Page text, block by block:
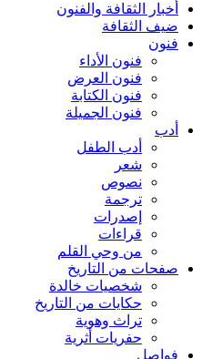
أخبار الثقافة والفنون
ضيف الثقافة
فنون
فنون الأداء
فنون العرض
فنون الكتابة
فنون الجميلة
أدب
أدب الطفل
شعر
نصوص
ترجمة
إصدرات
قراءات
من وحي القلم
صفحات من التاريخ
شخصيات خالدة
حكايات من التاريخ
تراث وهوية
حفريات أثرية
فواصل